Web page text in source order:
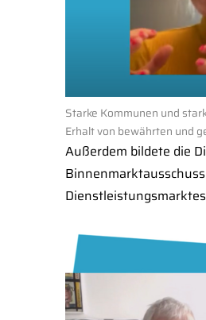
Starke Kommunen und
Erhalt von bewährten und
Außerdem bildete die